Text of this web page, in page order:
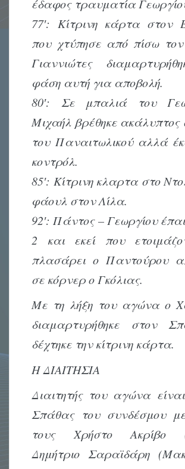
έδαφος τραυματία
77′: Κίτρινη κάρτα στον
που χτύπησε από πίσω
Γιαννιώτες
φάση αυτή για αποβολή.
80′: Σε μπαλιά του
Μιχαήλ βρέθηκε
του Παναιτωλικού αλλά
κοντρόλ.
85′: Κίτρινη κλαρτα στο
φάουλ στον Λίλα.
92′: Πάντος – Γεωργίου
2 και εκεί που
πλασάρει ο Παντούρου
σε κόρνερ ο Γκόλιας.
Με τη λήξη του αγώνα ο
διαμαρτυρήθηκε στον
δέχτηκε την κίτρινη κάρτα.
Η ΔΙΑΙΤΗΣΙΑ
Διαιτητής του αγώνα
Σπάθας του συνδέσμου
τους Χρήστο Ακρίβο
Δημήτριο Σαραϊδάρη